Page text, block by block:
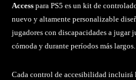
Access para PS5 es un kit de
nuevo y altamente personalizable
jugadores con discapacidades a jugar
cómoda y durante períodos más largos.
Cada control de accesibilidad incluirá